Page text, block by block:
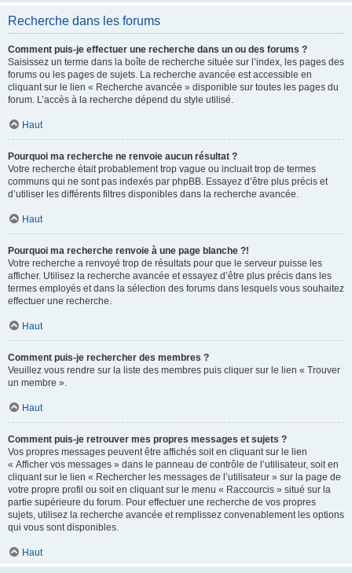
Recherche dans les forums
Comment puis-je effectuer une recherche dans un ou des forums ?
Saisissez un terme dans la boîte de recherche située sur l’index, les pages des
forums ou les pages de sujets. La recherche avancée est accessible en
cliquant sur le lien « Recherche avancée » disponible sur toutes les pages du
forum. L’accès à la recherche dépend du style utilisé.
Haut
Pourquoi ma recherche ne renvoie aucun résultat ?
Votre recherche était probablement trop vague ou incluait trop de termes
communs qui ne sont pas indexés par phpBB. Essayez d’être plus précis et
d’utiliser les différents filtres disponibles dans la recherche avancée.
Haut
Pourquoi ma recherche renvoie à une page blanche ?!
Votre recherche a renvoyé trop de résultats pour que le serveur puisse les
afficher. Utilisez la recherche avancée et essayez d’être plus précis dans les
termes employés et dans la sélection des forums dans lesquels vous souhaitez
effectuer une recherche.
Haut
Comment puis-je rechercher des membres ?
Veuillez vous rendre sur la liste des membres puis cliquer sur le lien « Trouver
un membre ».
Haut
Comment puis-je retrouver mes propres messages et sujets ?
Vos propres messages peuvent être affichés soit en cliquant sur le lien
« Afficher vos messages » dans le panneau de contrôle de l’utilisateur, soit en
cliquant sur le lien « Rechercher les messages de l’utilisateur » sur la page de
votre propre profil ou soit en cliquant sur le menu « Raccourcis » situé sur la
partie supérieure du forum. Pour effectuer une recherche de vos propres
sujets, utilisez la recherche avancée et remplissez convenablement les options
qui vous sont disponibles.
Haut